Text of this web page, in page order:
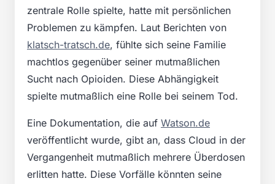
zentrale Rolle spielte, hatte mit persönlichen
Problemen zu kämpfen. Laut Berichten von
klatsch-tratsch.de, fühlte sich seine Familie
machtlos gegenüber seiner mutmaßlichen
Sucht nach Opioiden. Diese Abhängigkeit
spielte mutmaßlich eine Rolle bei seinem Tod.
Eine Dokumentation, die auf Watson.de
veröffentlicht wurde, gibt an, dass Cloud in der
Vergangenheit mutmaßlich mehrere Überdosen
erlitten hatte. Diese Vorfälle könnten seine